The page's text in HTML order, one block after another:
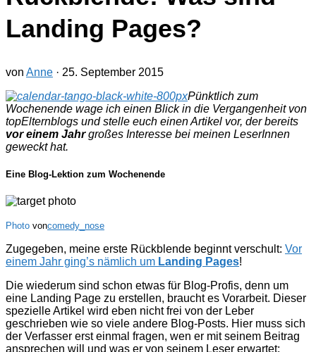
Landing Pages?
von Anne · 25. September 2015
Pünktlich zum
Wochenende wage ich einen Blick in die Vergangenheit von
topElternblogs und stelle euch einen Artikel vor, der bereits
vor einem Jahrgroßes Interesse bei meinen LeserInnen
geweckt hat.
Eine Blog-Lektion zum Wochenende
Photo voncomedy_nose
Zugegeben, meine erste Rückblende beginnt verschult: Vor
einem Jahr ging’s nämlich um Landing Pages!
Die wiederum sind schon etwas für Blog-Profis, denn um
eine Landing Page zu erstellen, braucht es Vorarbeit. Dieser
spezielle Artikel wird eben nicht frei von der Leber
geschrieben wie so viele andere Blog-Posts. Hier muss sich
der Verfasser erst einmal fragen, wen er mit seinem Beitrag
ansprechen will und was er von seinem Leser erwartet: